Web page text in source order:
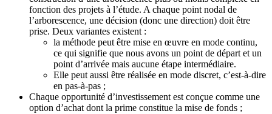
fonction des projets à l’étude. A chaque point nodal de
l’arborescence, une décision (donc une direction) doit être
prise. Deux variantes existent :
la méthode peut être mise en œuvre en mode continu,
ce qui signifie que nous avons un point de départ et un
point d’arrivée mais aucune étape intermédiaire.
Elle peut aussi être réalisée en mode discret, c’est-à-dire
en pas-à-pas ;
Chaque opportunité d’investissement est conçue comme une
option d’achat dont la prime constitue la mise de fonds ;